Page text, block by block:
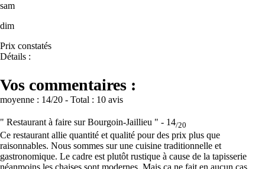
sam
dim
Prix constatés
Détails :
Vos commentaires :
moyenne : 14/20 - Total : 10 avis
" Restaurant à faire sur Bourgoin-Jaillieu " - 14/20
Ce restaurant allie quantité et qualité pour des prix plus que
raisonnables. Nous sommes sur une cuisine traditionnelle et
gastronomique. Le cadre est plutôt rustique à cause de la tapisserie